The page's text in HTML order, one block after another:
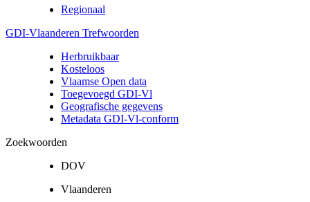
Regionaal
GDI-Vlaanderen Trefwoorden
Herbruikbaar
Kosteloos
Vlaamse Open data
Toegevoegd GDI-Vl
Geografische gegevens
Metadata GDI-Vl-conform
Zoekwoorden
DOV
Vlaanderen